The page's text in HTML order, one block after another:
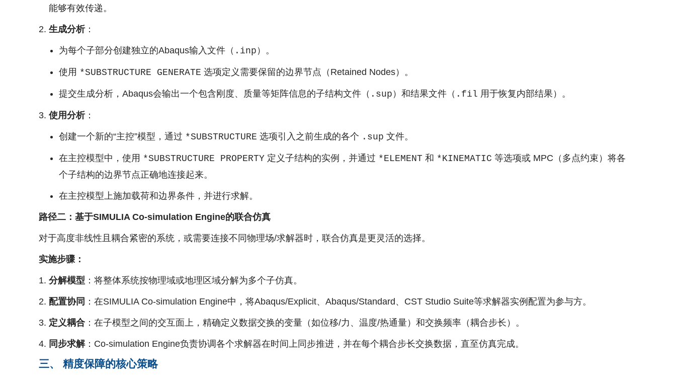
能够有效传递。
生成分析：
为每个子部分创建独立的Abaqus输入文件（ .inp ）。
使用 *SUBSTRUCTURE GENERATE 选项定义需要保留的边界节点（Retained Nodes）。
提交生成分析，Abaqus会输出一个包含刚度、质量等矩阵信息的子结构文件（ .sup ）和结果文件（ .fil 用于恢复内部结果）。
使用分析：
创建一个新的“主控”模型，通过 *SUBSTRUCTURE 选项引入之前生成的各个 .sup 文件。
在主控模型中，使用 *SUBSTRUCTURE PROPERTY 定义子结构的实例，并通过 *ELEMENT 和 *KINEMATIC 等选项或 MPC（多点约束）将各
个子结构的边界节点正确地连接起来。
在主控模型上施加载荷和边界条件，并进行求解。
路径二：基于SIMULIA Co-simulation Engine的联合仿真
对于高度非线性且耦合紧密的系统，或需要连接不同物理场/求解器时，联合仿真是更灵活的选择。
实施步骤：
分解模型 ：将整体系统按物理域或地理区域分解为多个子仿真。
配置协同 ：在SIMULIA Co-simulation Engine中，将Abaqus/Explicit、Abaqus/Standard、CST Studio Suite等求解器实例配置为参与方。
定义耦合 ：在子模型之间的交互面上，精确定义数据交换的变量（如位移/力、温度/热通量）和交换频率（耦合步长）。
同步求解：Co-simulation Engine负责协调各个求解器在时间上同步推进，并在每个耦合步长交换数据，直至仿真完成。
三、 精度保障的核心策略